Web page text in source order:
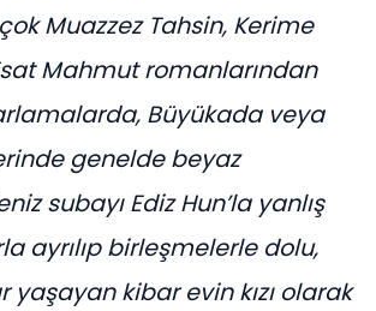
Muazzez Tahsin, Kerime
Mahmut romanlarından
Büyükada veya
genelde beyaz
subayı Ediz Hun’la yanlış
ayrılıp birleşmelerle dolu,
yaşayan kibar evin kızı olarak